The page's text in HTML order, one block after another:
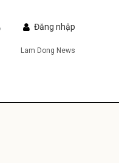
Đăng nhập
Lam Dong News